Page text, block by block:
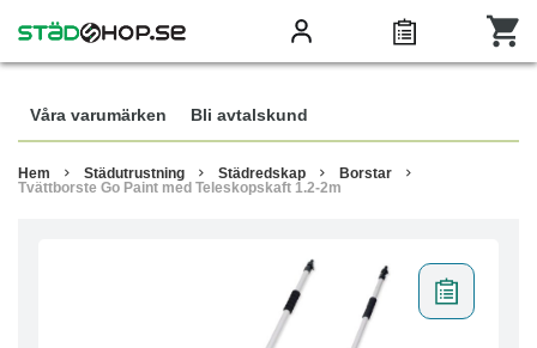
Våra varumärken Bli avtalskund
Hem Städutrustning Städredskap
Borstar
Tvättborste Go Paint med Teleskopskaft 1.2-2m